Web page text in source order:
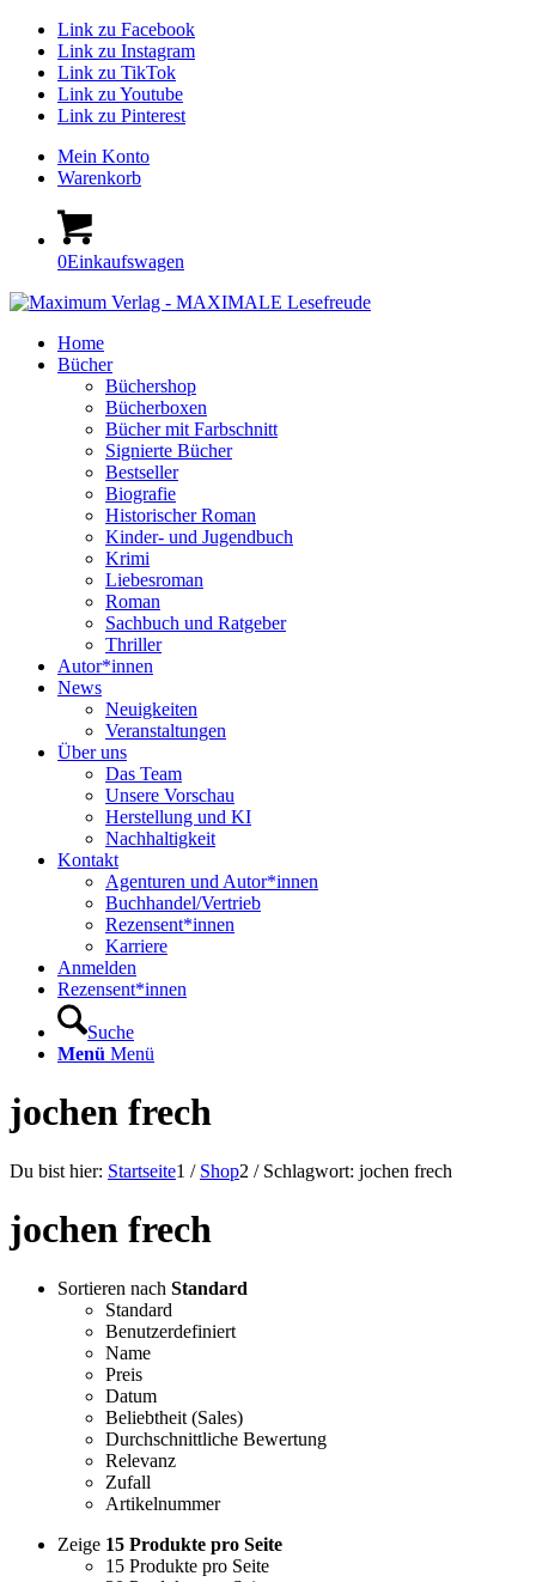
Link zu Facebook
Link zu Instagram
Link zu TikTok
Link zu Youtube
Link zu Pinterest
Mein Konto
Warenkorb
0Einkaufswagen
Home
Bücher
Büchershop
Bücherboxen
Bücher mit Farbschnitt
Signierte Bücher
Bestseller
Biografie
Historischer Roman
Kinder- und Jugendbuch
Krimi
Liebesroman
Roman
Sachbuch und Ratgeber
Thriller
Autor*innen
News
Neuigkeiten
Veranstaltungen
Über uns
Das Team
Unsere Vorschau
Herstellung und KI
Nachhaltigkeit
Kontakt
Agenturen und Autor*innen
Buchhandel/Vertrieb
Rezensent*innen
Karriere
Anmelden
Rezensent*innen
Suche
Menü Menü
jochen frech
Du bist hier: Startseite1 / Shop2 / Schlagwort: jochen frech
jochen frech
Sortieren nach Standard
Standard
Benutzerdefiniert
Name
Preis
Datum
Beliebtheit (Sales)
Durchschnittliche Bewertung
Relevanz
Zufall
Artikelnummer
Zeige 15 Produkte pro Seite
15 Produkte pro Seite